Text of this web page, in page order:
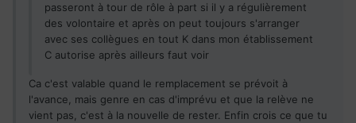
passeront à tour de rôle à part si il y a régulièrement
des volontaire et après on peut toujours s'arranger
avec ses collègues en tout K dans mon établissement
C autorise après ailleurs faut voir
Ca c'est valable quand le remplacement se prévoit à
l'avance, mais genre en cas d'imprévu et que la relève ne
vient pas, c'est à la nouvelle de rester. Enfin crois ce que tu